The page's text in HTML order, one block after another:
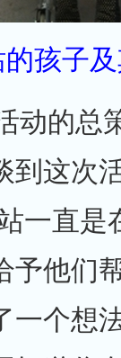
孩子
的总
到这次
一直是
予他们
一个想